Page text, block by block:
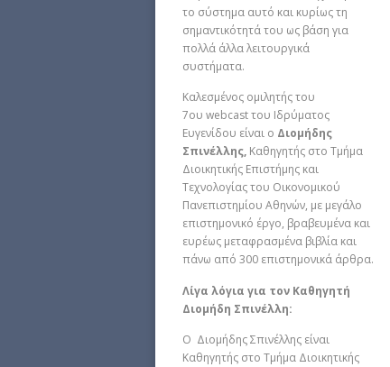
το σύστημα αυτό και κυρίως τη
σημαντικότητά του ως βάση για
πολλά άλλα λειτουργικά
συστήματα.
Καλεσμένος ομιλητής του
7ου webcast του Ιδρύματος
Ευγενίδου είναι ο Διομήδης
Σπινέλλης, Καθηγητής στο Τμήμα
Διοικητικής Επιστήμης και
Τεχνολογίας του Οικονομικού
Πανεπιστημίου Αθηνών, με μεγάλο
επιστημονικό έργο, βραβευμένα και
ευρέως μεταφρασμένα βιβλία και
πάνω από 300 επιστημονικά άρθρα.
Λίγα λόγια για τον Καθηγητή
Διομήδη Σπινέλλη:
Ο Διομήδης Σπινέλλης είναι
Καθηγητής στο Τμήμα Διοικητικής